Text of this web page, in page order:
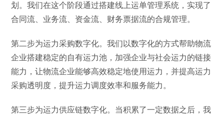
划。我们在这个阶段通过搭建线上运单管理系统，实现了
合同流、业务流、资金流、财务票据流的合规管理。
第二步为运力采购数字化。我们以数字化的方式帮助物流
企业搭建稳定的自有运力池，加强企业与社会运力的链接
能力，让物流企业能够高效稳定地使用运力，并提高运力
采购透明度，提升运力调度效率和服务能力。
第三步为运力供应链数字化。当积累了一定数据之后，我